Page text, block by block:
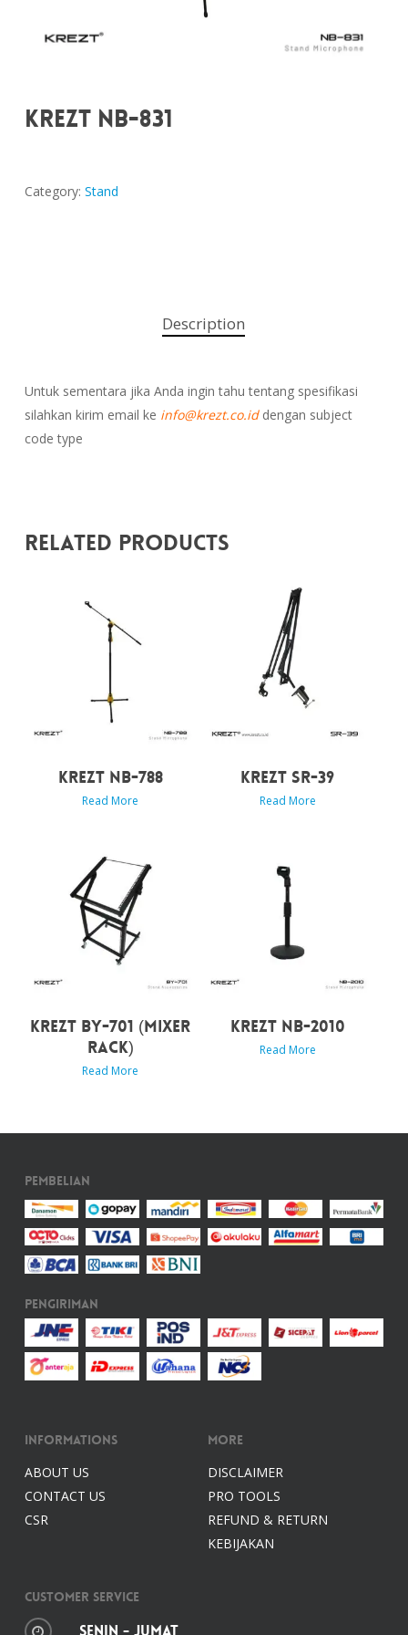
KREZT NB-831
Category: Stand
Description
Untuk sementara jika Anda ingin tahu tentang spesifikasi
silahkan kirim email ke info@krezt.co.iddengan subject
code type
Related Products
KREZT NB-788
Read More
KREZT SR-39
Read More
KREZT BY-701 (MIXER
RACK)
Read More
KREZT NB-2010
Read More
Pembelian
Pengiriman
Informations
ABOUT US
CONTACT US
CSR
More
DISCLAIMER
PRO TOOLS
REFUND & RETURN
KEBIJAKAN
Customer Service